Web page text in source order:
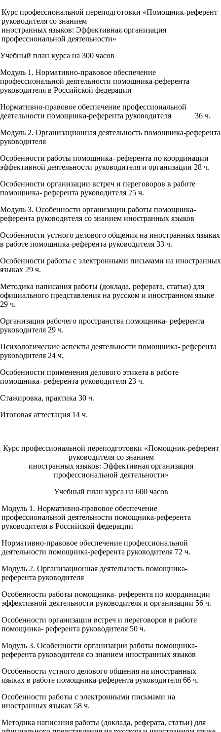
Курс профессиональной переподготовки «Помощник-референт
руководителя со знанием
иностранных языков: Эффективная организация
профессиональной деятельности»
Учебный план курса на 300 часов
Модуль 1. Нормативно-правовое обеспечение
профессиональной деятельности помощника-референта
руководителя в Российской федерации
Нормативно-правовое обеспечение профессиональной
деятельности помощника-референта руководителя 36 ч.
Модуль 2. Организационная деятельность помощника-референта
руководителя
Особенности работы помощника- референта по координации
эффективной деятельности руководителя и организации 28 ч.
Особенности организации встреч и переговоров в работе
помощника- референта руководителя 25 ч.
Модуль 3. Особенности организации работы помощника-
референта руководителя со знанием иностранных языков
Особенности устного делового общения на иностранных языках
в работе помощника-референта руководителя 33 ч.
Особенности работы с электронными письмами на иностранных
языках 29 ч.
Методика написания работы (доклада, реферата, статьи) для
официального представления на русском и иностранном языке
29 ч.
Организация рабочего пространства помощника- референта
руководителя 29 ч.
Психологические аспекты деятельности помощника- референта
руководителя 24 ч.
Особенности применения делового этикета в работе
помощника- референта руководителя 23 ч.
Стажировка, практика 30 ч.
Итоговая аттестация 14 ч.
Курс профессиональной переподготовки «Помощник-референт
руководителя со знанием
иностранных языков: Эффективная организация
профессиональной деятельности»
Учебный план курса на 600 часов
Модуль 1. Нормативно-правовое обеспечение
профессиональной деятельности помощника-референта
руководителя в Российской федерации
Нормативно-правовое обеспечение профессиональной
деятельности помощника-референта руководителя 72 ч.
Модуль 2. Организационная деятельность помощника-
референта руководителя
Особенности работы помощника- референта по координации
эффективной деятельности руководителя и организации 56 ч.
Особенности организации встреч и переговоров в работе
помощника- референта руководителя 50 ч.
Модуль 3. Особенности организации работы помощника-
референта руководителя со знанием иностранных языков
Особенности устного делового общения на иностранных
языках в работе помощника-референта руководителя 66 ч.
Особенности работы с электронными письмами на
иностранных языках 58 ч.
Методика написания работы (доклада, реферата, статьи) для